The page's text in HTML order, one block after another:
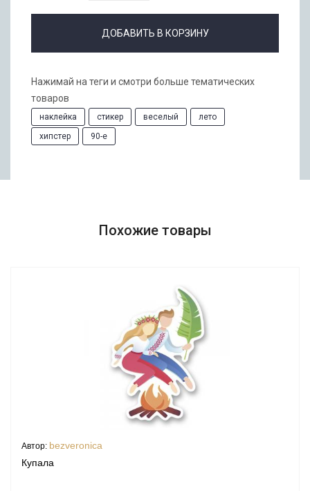
ДОБАВИТЬ В КОРЗИНУ
Нажимай на теги и смотри больше тематических
товаров
наклейка стикер веселый
лето
хипстер
90-е
Похожие товары
Автор: bezveronica
Купала